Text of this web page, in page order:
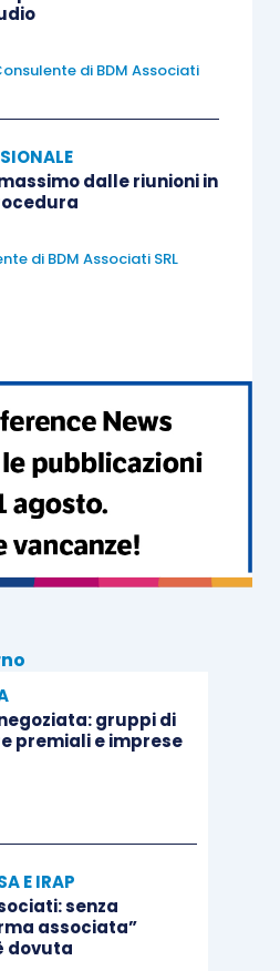
è però fondamentale
permesso di migliorare e
commesso (fase della
possibilità di successo.
per le materie preferite a
della patente è sicuramente
che impegnarsi per ciò che
La motivazione,
fatto che sia emozionale,
è fondamentale perché
dall’esperienza,
sono gli elementi che
esperienziale efficace ed
scientifici dimostrano
e le abilità acquisite
pratica rimangono più a
memoria
di BDM Associati
dalle riunioni in
di BDM Associati SRL
gruppi di
premiali e imprese
E IRAP
senza
associata”
dovuta